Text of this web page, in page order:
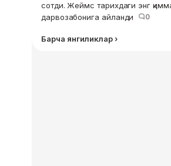
сотди. Жеймс тарихдаги энг
дарвозабонига айланди
0
Барча янгиликлар ›